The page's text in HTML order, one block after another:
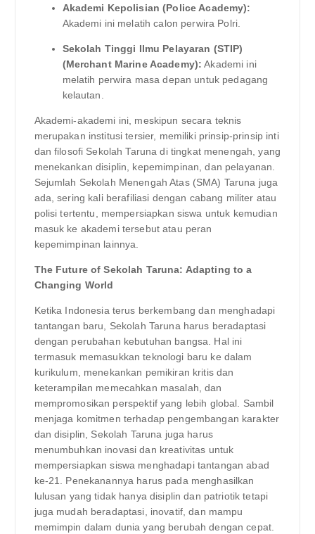
Akademi Kepolisian (Police Academy):
Akademi ini melatih calon perwira Polri.
Sekolah Tinggi Ilmu Pelayaran (STIP)
(Merchant Marine Academy): Akademi ini
melatih perwira masa depan untuk pedagang
kelautan.
Akademi-akademi ini, meskipun secara teknis
merupakan institusi tersier, memiliki prinsip-prinsip inti
dan filosofi Sekolah Taruna di tingkat menengah, yang
menekankan disiplin, kepemimpinan, dan pelayanan.
Sejumlah Sekolah Menengah Atas (SMA) Taruna juga
ada, sering kali berafiliasi dengan cabang militer atau
polisi tertentu, mempersiapkan siswa untuk kemudian
masuk ke akademi tersebut atau peran
kepemimpinan lainnya.
The Future of Sekolah Taruna: Adapting to a
Changing World
Ketika Indonesia terus berkembang dan menghadapi
tantangan baru, Sekolah Taruna harus beradaptasi
dengan perubahan kebutuhan bangsa. Hal ini
termasuk memasukkan teknologi baru ke dalam
kurikulum, menekankan pemikiran kritis dan
keterampilan memecahkan masalah, dan
mempromosikan perspektif yang lebih global. Sambil
menjaga komitmen terhadap pengembangan karakter
dan disiplin, Sekolah Taruna juga harus
menumbuhkan inovasi dan kreativitas untuk
mempersiapkan siswa menghadapi tantangan abad
ke-21. Penekanannya harus pada menghasilkan
lulusan yang tidak hanya disiplin dan patriotik tetapi
juga mudah beradaptasi, inovatif, dan mampu
memimpin dalam dunia yang berubah dengan cepat.